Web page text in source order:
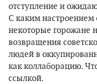
отступление и
С каким
некоторые горожане
возвращения
людей в
как коллаборацию.
ссылкой.